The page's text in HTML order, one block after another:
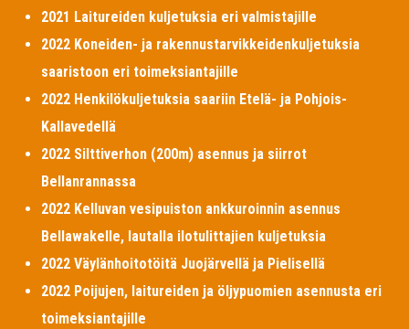
2021 Laitureiden kuljetuksia eri valmistajille
2022 Koneiden- ja rakennustarvikkeidenkuljetuksia
saaristoon eri toimeksiantajille
2022 Henkilökuljetuksia saariin Etelä- ja Pohjois-
Kallavedellä
2022 Silttiverhon (200m) asennus ja siirrot
Bellanrannassa
2022 Kelluvan vesipuiston ankkuroinnin asennus
Bellawakelle, lautalla ilotulittajien kuljetuksia
2022 Väylänhoitotöitä Juojärvellä ja Pielisellä
2022 Poijujen, laitureiden ja öljypuomien asennusta eri
toimeksiantajille